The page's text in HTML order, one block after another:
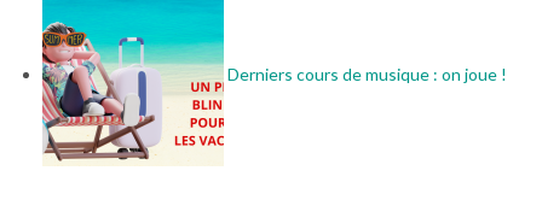
Derniers cours de musique : on joue !